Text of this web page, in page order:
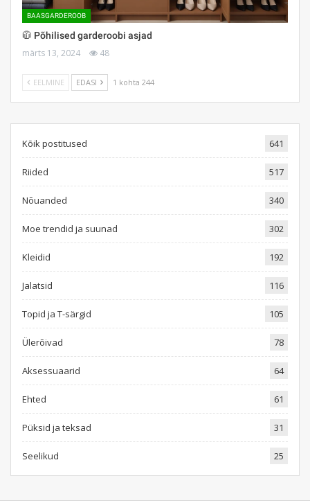
BAASGARDEROOB
🧥 Põhilised garderoobi asjad
märts 13, 2024 48
EELMINE EDASI 1 kohta 244
Kõik postitused 641
Riided 517
Nõuanded 340
Moe trendid ja suunad 302
Kleidid 192
Jalatsid 116
Topid ja T-särgid 105
Ülerõivad 78
Aksessuaarid 64
Ehted 61
Püksid ja teksad 31
Seelikud 25